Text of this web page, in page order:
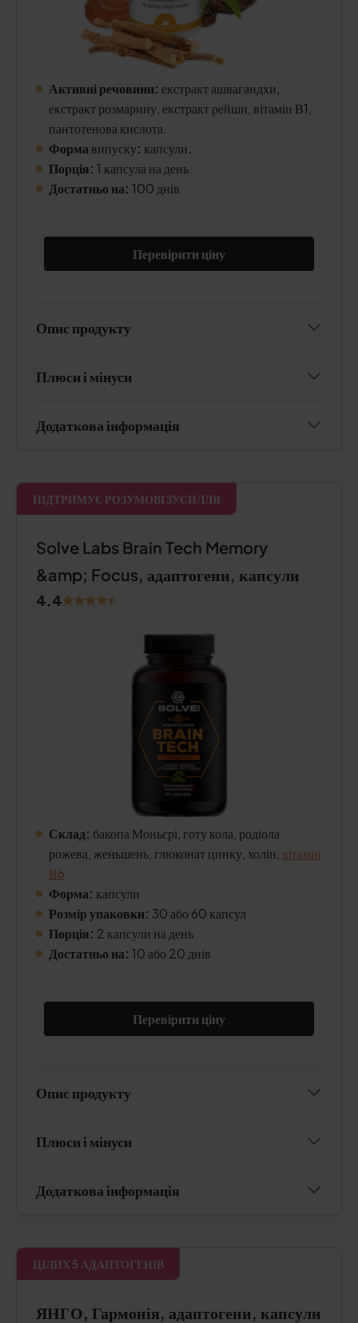
Активні речовини: екстракт ашвагандхи,
екстракт розмарину, екстракт рейши, вітамін В1,
пантотенова кислота.
Форма випуску: капсули.
Порція: 1 капсула на день
Достатньо на: 100 днів
Перевірити ціну
Опис продукту
Плюси і мінуси
Додаткова інформація
ПІДТРИМУЄ РОЗУМОВІ ЗУСИЛЛЯ
Solve Labs Brain Tech Memory
&amp; Focus, адаптогени, капсули
4.4
Склад: бакопа Моньєрі, готу кола, родіола
рожева, женьшень, глюконат цинку, холін, вітамін
В6
Форма: капсули
Розмір упаковки: 30 або 60 капсул
Порція: 2 капсули на день
Достатньо на: 10 або 20 днів
Перевірити ціну
Опис продукту
Плюси і мінуси
Додаткова інформація
ЦІЛИХ 5 АДАПТОГЕНІВ
ЯНГО, Гармонія, адаптогени, капсули